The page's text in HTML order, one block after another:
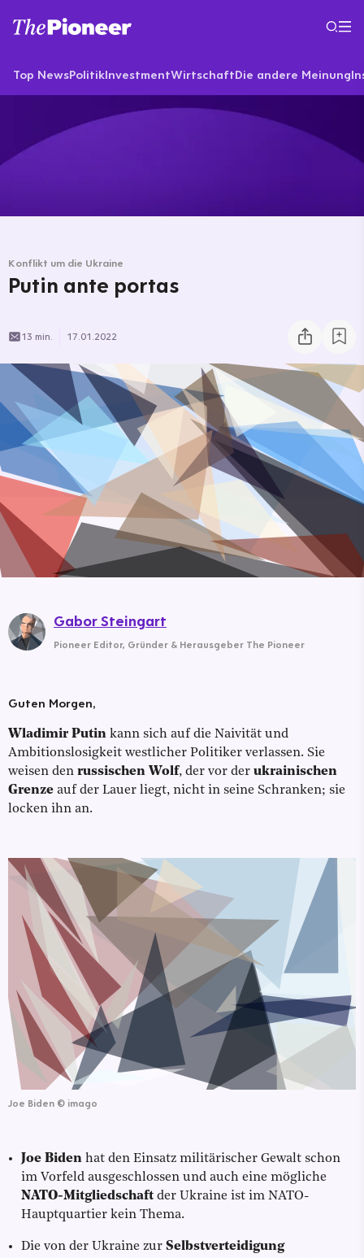
Top NewsPolitikInvestmentWirtschaftDie andere Meinung
Konflikt um die Ukraine
Putin ante portas
13 min. 17.01.2022
Guten Morgen,
Wladimir Putin kann sich auf die Naivität und
Ambitionslosigkeit westlicher Politiker verlassen. Sie
weisen den russischen Wolf, der vor der ukrainischen
Grenze auf der Lauer liegt, nicht in seine Schranken; sie
locken ihn an.
Joe Biden © imago
Joe Biden hat den Einsatz militärischer Gewalt schon
im Vorfeld ausgeschlossen und auch eine mögliche
NATO-Mitgliedschaft der Ukraine ist im NATO-
Hauptquartier kein Thema.
Die von der Ukraine zur Selbstverteidigung
Gabor Steingart
Pioneer Editor, Gründer & Herausgeber The Pioneer